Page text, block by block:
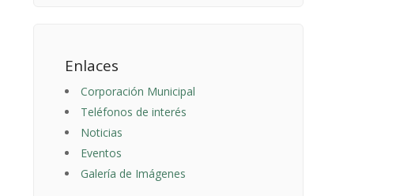
Enlaces
Corporación Municipal
Teléfonos de interés
Noticias
Eventos
Galería de Imágenes